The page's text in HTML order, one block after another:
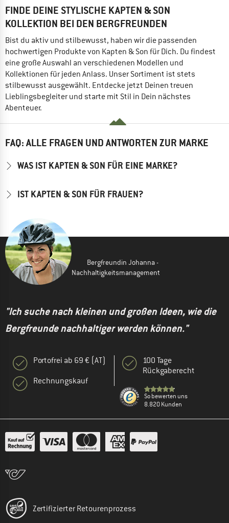
FINDE DEINE STYLISCHE KAPTEN & SON
KOLLEKTION BEI DEN BERGFREUNDEN
Bist du aktiv und stilbewusst, haben wir die passenden
hochwertigen Produkte von Kapten & Son für Dich. Du findest
eine große Auswahl an verschiedenen Modellen und
Kollektionen für jeden Anlass. Unser Sortiment ist stets
stilbewusst ausgewählt. Entdecke jetzt Deinen treuen
Lieblingsbegleiter und starte mit Stil in Dein nächstes
Abenteuer.
FAQ: ALLE FRAGEN UND ANTWORTEN ZUR MARKE
WAS IST KAPTEN & SON FÜR EINE MARKE?
IST KAPTEN & SON FÜR FRAUEN?
Bergfreundin Johanna -
Nachhaltigkeitsmanagement
"Ich suche nach kleinen und großen Ideen, wie die
Bergfreunde nachhaltiger werden können."
Portofrei ab 69 € (AT)
Rechnungskauf
100 Tage
Rückgaberecht
So bewerten uns
8.820 Kunden
Zertifizierter Retourenprozess